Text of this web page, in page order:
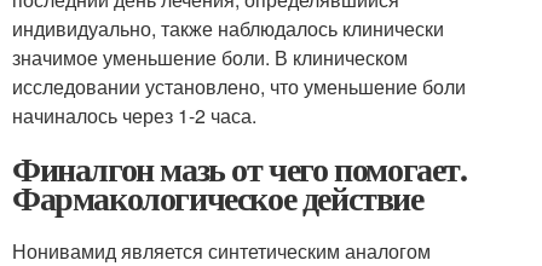
индивидуально, также наблюдалось клинически
значимое уменьшение боли. В клиническом
исследовании установлено, что уменьшение боли
начиналось через 1-2 часа.
Финалгон мазь от чего помогает.
Фармакологическое действие
Нонивамид является синтетическим аналогом